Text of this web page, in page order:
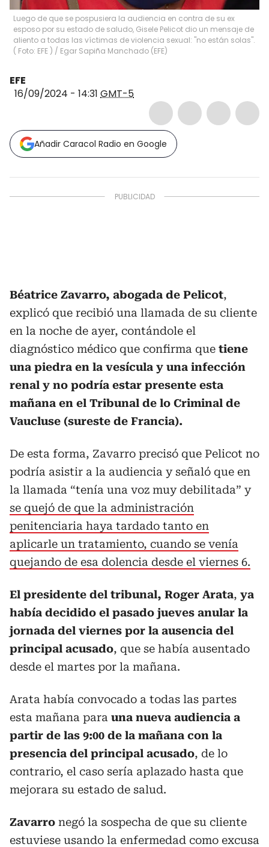
Luego de que se pospusiera la audiencia en contra de su ex
esposo por su estado de saludo, Gisele Pelicot dio un mensaje de
aliento a todas las víctimas de violencia sexual: "no están solas".
( Foto: EFE ) / Egar Sapiña Manchado (EFE)
EFE
16/09/2024 - 14:31 GMT-5
Añadir Caracol Radio en Google
Béatrice Zavarro, abogada de Pelicot,
explicó que recibió una llamada de su cliente
en la noche de ayer, contándole el
diagnóstico médico que confirma que tiene
una piedra en la vesícula y una infección
renal y no podría estar presente esta
mañana en el Tribunal de lo Criminal de
Vaucluse (sureste de Francia).
De esta forma, Zavarro precisó que Pelicot no
podría asistir a la audiencia y señaló que en
la llamada “tenía una voz muy debilitada” y
se quejó de que la administración
penitenciaria haya tardado tanto en
aplicarle un tratamiento, cuando se venía
quejando de esa dolencia desde el viernes 6.
El presidente del tribunal, Roger Arata, ya
había decidido el pasado jueves anular la
jornada del viernes por la ausencia del
principal acusado, que se había ausentado
desde el martes por la mañana.
Arata había convocado a todas las partes
esta mañana para una nueva audiencia a
partir de las 9:00 de la mañana con la
presencia del principal acusado, de lo
contrario, el caso sería aplazado hasta que
mejorara su estado de salud.
Zavarro negó la sospecha de que su cliente
estuviese usando la enfermedad como excusa